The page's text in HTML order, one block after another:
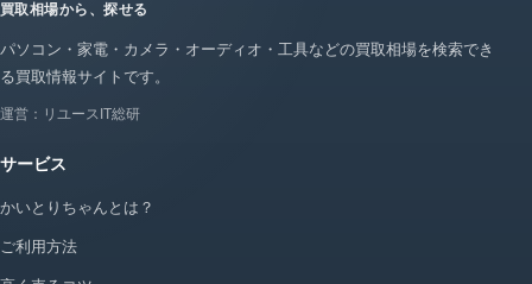
買取相場から、探せる
パソコン・家電・カメラ・オーディオ・工具などの買取相場を検索でき
る買取情報サイトです。
運営：リユースIT総研
サービス
かいとりちゃんとは？
ご利用方法